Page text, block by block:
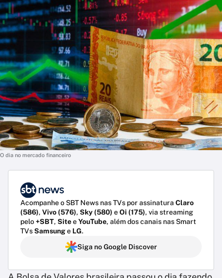
O dia no mercado financeiro
Acompanhe o SBT News nas TVs por assinatura Claro
(586), Vivo (576), Sky (580) eOi (175), via streaming
pelo+SBT, SiteeYouTube, além dos canais nas Smart
TVsSamsunge LG.
Siga no Google Discover